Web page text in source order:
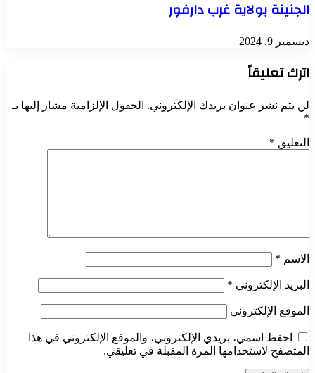
الجنينة بولاية غرب دارفور
ديسمبر 9, 2024
اترك تعليقاً
لن يتم نشر عنوان بريدك الإلكتروني. الحقول الإلزامية مشار إليها بـ
*
التعليق *
الاسم *
البريد الإلكتروني *
الموقع الإلكتروني
احفظ اسمي، بريدي الإلكتروني، والموقع الإلكتروني في هذا
المتصفح لاستخدامها المرة المقبلة في تعليقي.